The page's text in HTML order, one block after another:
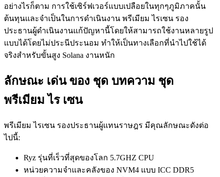
อย่างไรก็ตาม การใช้เซิร์ฟเวอร์แบบเปลือยในทุกๆภูมิภาคนั้น
ต้นทุนและจําเป็นในการดําเนินงาน พรีเมียม ไรเซน รอง
ประธานผู้ดําเนินงานแก้ปัญหานี้โดยให้สามารถใช้งานหลายรูป
แบบได้โดยไม่ประนีประนอม ทําให้เป็นทางเลือกที่นําไปใช้ได้
จริงสําหรับขั้นสูง Solana งานหนัก
ลักษณะ เด่น ของ ชุด บทความ ชุด
พรีเมียม ไร เซน
พรีเมียม ไรเซน รองประธานผู้แทนราษฎร มีคุณลักษณะดังต่อ
ไปนี้:
Ryz รุ่นที่เร็วที่สุดของโลก 5.7GHZ CPU
หน่วยความจําและคลังของ NVM4 แบบ ICC DDR5